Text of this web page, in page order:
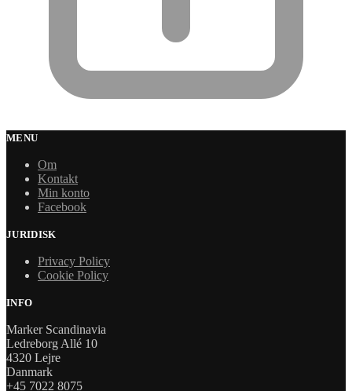
MENU
Om
Kontakt
Min konto
Facebook
JURIDISK
Privacy Policy
Cookie Policy
INFO
Marker Scandinavia
Ledreborg Allé 10
4320 Lejre
Danmark
+45 7022 8075